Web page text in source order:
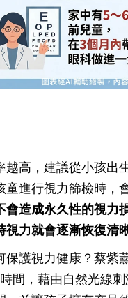
越高，建議從小孩出
進行視力篩檢時，
會造成永久性的視力
力就會逐漸恢復清
護視力健康？蔡紫
間，藉由自然光線